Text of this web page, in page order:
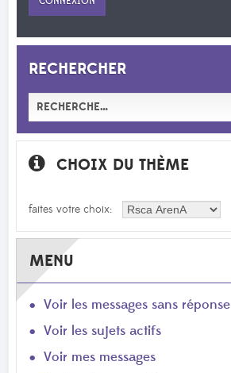
RECHERCHER
CHOIX DU THÈME
faites votre choix:
MENU
Voir les messages sans réponse
Voir les sujets actifs
Voir mes messages